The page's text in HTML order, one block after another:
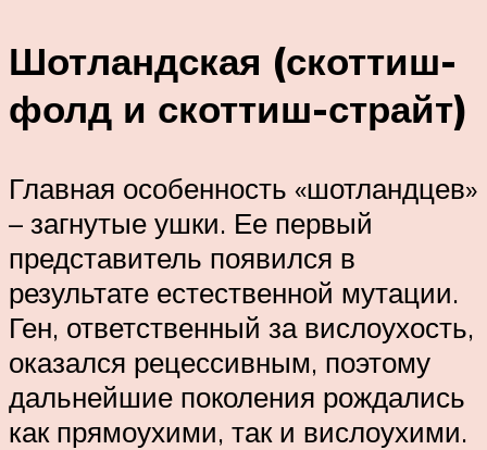
Шотландская (скоттиш-
фолд и скоттиш-страйт)
Главная особенность «шотландцев»
– загнутые ушки. Ее первый
представитель появился в
результате естественной мутации.
Ген, ответственный за вислоухость,
оказался рецессивным, поэтому
дальнейшие поколения рождались
как прямоухими, так и вислоухими.